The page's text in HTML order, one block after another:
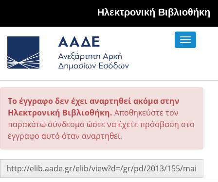
Hλεκτρονική Βιβλιοθήκη
Toggle
Το έγγραφο δεν έχει αναρτηθεί ακόμα στην
Ηλεκτρονική Βιβλιοθήκη. Αποθηκεύστε τον
παρακάτω σύνδεσμο ώστε να έχετε πρόσβαση στο
έγγραφο αυτό όταν αναρτηθεί.